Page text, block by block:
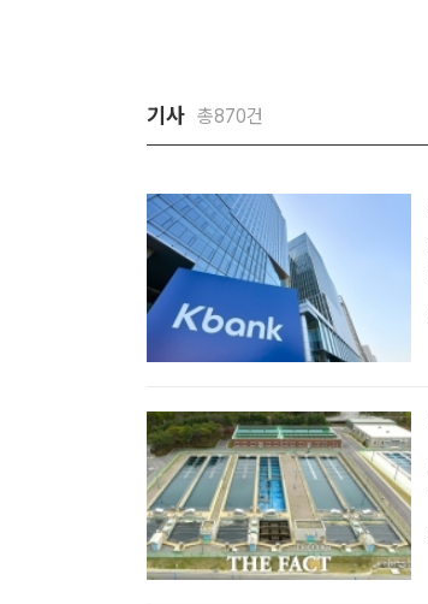
기사 총870건